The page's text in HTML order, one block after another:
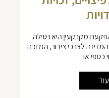
מקרקעין היא נטילה
לצרכי ציבור, המזכה
כספי או